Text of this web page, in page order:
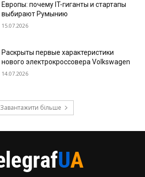
Европы: почему IT-гиганты и стартапы
выбирают Румынию
15.07.2026
Раскрыты первые характеристики
нового электрокроссовера Volkswagen
14.07.2026
Завантажити більше